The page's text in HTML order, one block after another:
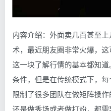
内容介绍：外面卖几百甚至
术，最近朋友圈非常火爆，
这一块了解行情的基本都知
条件，但是在传统模式下，
限制了很多团队在做矩阵操